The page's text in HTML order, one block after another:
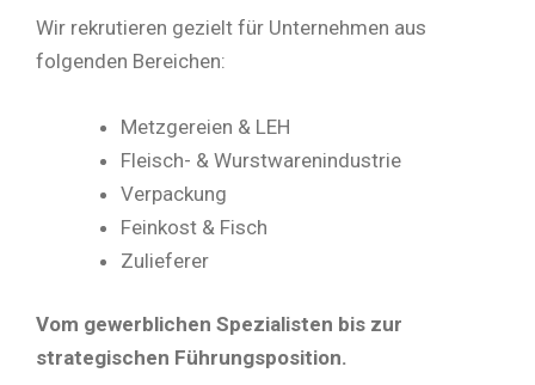
d
Wir rekrutieren gezielt für Unternehmen aus
folgenden Bereichen:
Metzgereien & LEH
Fleisch- & Wurstwarenindustrie
Verpackung
Feinkost & Fisch
Zulieferer
Vom gewerblichen Spezialisten bis zur
strategischen Führungsposition.